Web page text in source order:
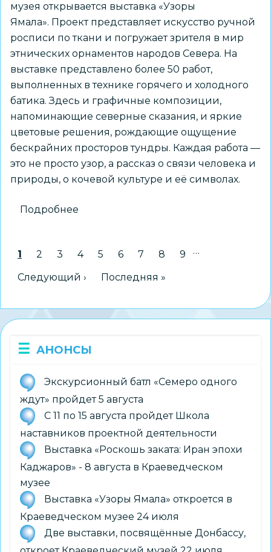
музея открывается выставка «Узоры
Ямала». Проект представляет искусство ручной
росписи по ткани и погружает зрителя в мир
этнических орнаментов народов Севера. На
выставке представлено более 50 работ,
выполненных в технике горячего и холодного
батика. Здесь и графичные композиции,
напоминающие северные сказания, и яркие
цветовые решения, рождающие ощущение
бескрайних просторов тундры. Каждая работа —
это не просто узор, а рассказ о связи человека и
природы, о кочевой культуре и её символах.
Подробнее
Ямала»
откроется
музее
июля
Нумерация
Текущая страница
1 Страница
2 Страница
3 Страница
4 Страница
5 Страница
6 Страница
7 Страница
8 Страница
9 …
Следующая страница
Следующий › Последняя страница
Последняя »
АНОНСЫ
Экскурсионный батл «Семеро одного
ждут» пройдет 5 августа
С 11 по 15 августа пройдет Школа
наставников проектной деятельности
Выставка «Роскошь заката: Иран эпохи
Каджаров» - 8 августа в Краеведческом
музее
Выставка «Узоры Ямала» откроется в
Краеведческом музее 24 июля
Две выставки, посвящённые Донбассу,